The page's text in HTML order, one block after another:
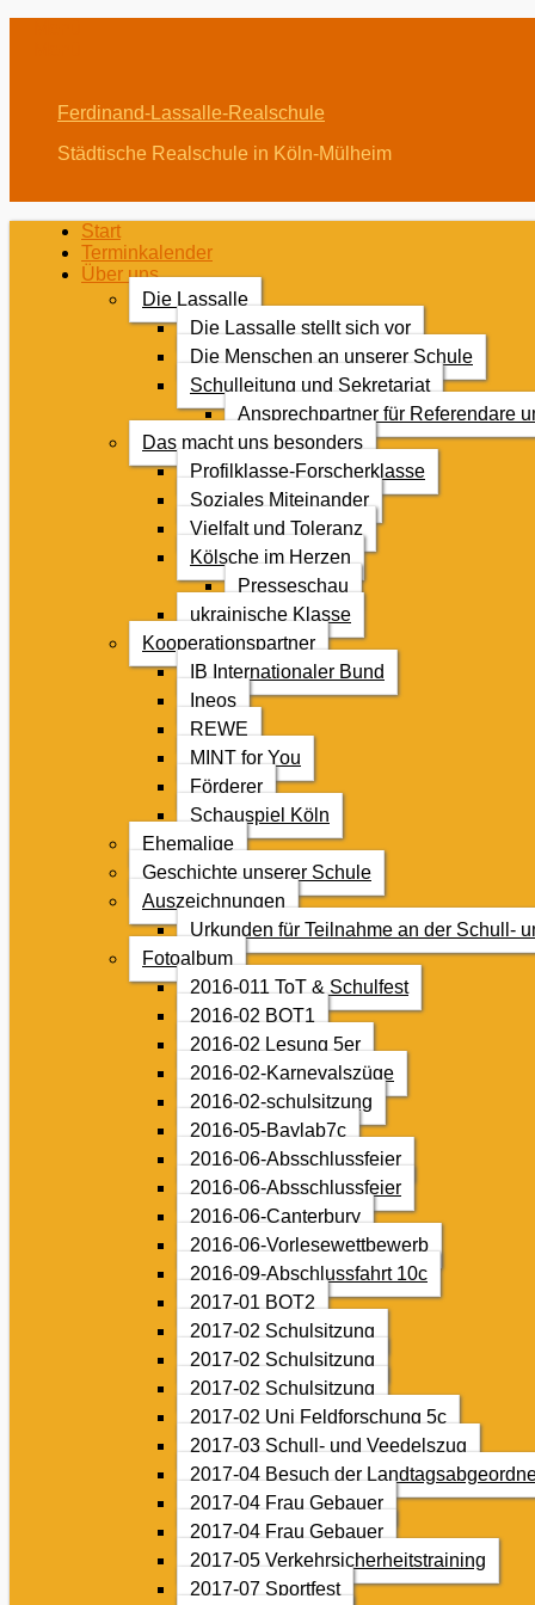
Ferdinand-Lassalle-Realschule
Städtische Realschule in Köln-Mülheim
Erstes
Menü
Zum
Inhalt:
Start
Terminkalender
Über uns
Die Lassalle
Die Lassalle stellt sich vor
Die Menschen an unserer Schule
Schulleitung und Sekretariat
Ansprechpartner für Referendare
Das macht uns besonders
Profilklasse-Forscherklasse
Soziales Miteinander
Vielfalt und Toleranz
Kölsche im Herzen
Presseschau
ukrainische Klasse
Kooperationspartner
IB Internationaler Bund
Ineos
REWE
MINT for You
Förderer
Schauspiel Köln
Ehemalige
Geschichte unserer Schule
Auszeichnungen
Urkunden für Teilnahme an der Schull-
Fotoalbum
2016-011 ToT & Schulfest
2016-02 BOT1
2016-02 Lesung 5er
2016-02-Karnevalszüge
2016-02-schulsitzung
2016-05-Baylab7c
2016-06-Absschlussfeier
2016-06-Absschlussfeier
2016-06-Canterbury
2016-06-Vorlesewettbewerb
2016-09-Abschlussfahrt 10c
2017-01 BOT2
2017-02 Schulsitzung
2017-02 Schulsitzung
2017-02 Schulsitzung
2017-02 Uni Feldforschung 5c
2017-03 Schull- und Veedelszug
2017-04 Besuch der
2017-04 Frau Gebauer
2017-04 Frau Gebauer
2017-05 Verkehrsicherheitstraining
2017-07 Sportfest